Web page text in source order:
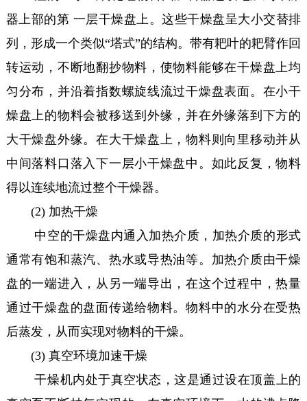
器上部的第 一层干燥盘上。这些干燥盘呈大小交替排
列，形成一个类似“塔式”的结构。带有耙叶的耙臂作回
转运动，不断地翻抄物料，使物料能够在干燥盘上均
匀分布，并沿着指数螺旋线流过干燥盘表面。在小干
燥盘上的物料会被移送到外缘，并在外缘落到下方的
大干燥盘外缘。在大干燥盘上，物料则向里移动并从
中间落料口落入下一层小干燥盘中。如此反复，物料
得以连续地流过整个干燥器。
(2) 加热干燥
中空的干燥盘内通入加热介质，加热介质的形式
通常有饱和蒸汽、热水或导热油等。加热介质由干燥
盘的一端进入，从另一端导出，在这个过程中，热量
通过干燥盘的盘面传递给物料。物料中的水分在受热
后蒸发，从而实现对物料的干燥。
(3) 真空环境加速干燥
干燥机内处于真空状态，这是通过设在顶盖上的